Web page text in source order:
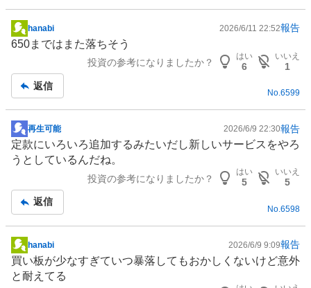
掲
示
事
hanabi 2026/6/11 22:52報告
650まではまた落ちそう
投資の参考になりましたか？
はい
6
いいえ
1
返信
No.6599
掲
示
板
再生可能 2026/6/9 22:30報告
定款にいろいろ追加するみたいだし新しいサービスをやろ
うとしているんだね。
投資の参考になりましたか？
はい
5
いいえ
5
返信
No. 6598
掲
示
板
hanabi 2026/6/9 9:09報告
買い板が少なすぎていつ暴落してもおかしくないけど意外
と耐えてる